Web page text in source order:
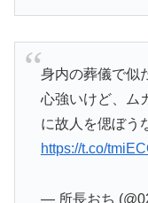
身内の葬儀で似
心強いけど、ム
に故人を偲ぼう
https://t.co/
— 所長おち